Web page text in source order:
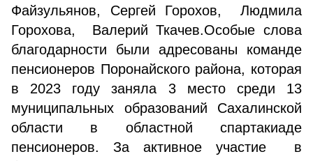
Файзульянов, Сергей Горохов, Людмила
Горохова, Валерий Ткачев.Особые слова
благодарности были адресованы команде
пенсионеров Поронайского района, которая
в 2023 году заняла 3 место среди 13
муниципальных образований Сахалинской
области в областной спартакиаде
пенсионеров. За активное участие в